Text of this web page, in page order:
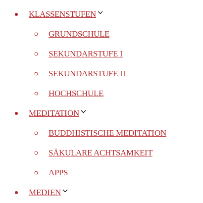
KLASSENSTUFEN
GRUNDSCHULE
SEKUNDARSTUFE I
SEKUNDARSTUFE II
HOCHSCHULE
MEDITATION
BUDDHISTISCHE MEDITATION
SÄKULARE ACHTSAMKEIT
APPS
MEDIEN